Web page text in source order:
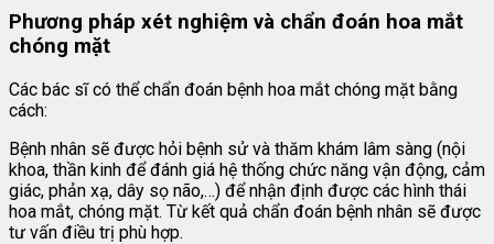
Phương pháp xét nghiệm và chẩn đoán hoa mắt
chóng mặt
Các bác sĩ có thể chẩn đoán bệnh hoa mắt chóng mặt bằng
cách:
Bệnh nhân sẽ được hỏi bệnh sử và thăm khám lâm sàng (nội
khoa, thần kinh để đánh giá hệ thống chức năng vận động, cảm
giác, phản xạ, dây sọ não,…) để nhận định được các hình thái
hoa mắt, chóng mặt. Từ kết quả chẩn đoán bệnh nhân sẽ được
tư vấn điều trị phù hợp.